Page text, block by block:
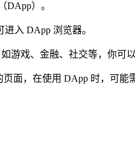
DApp）。
入 DApp 浏览器。
游戏、金融、社交等，你可
面，在使用 DApp 时，可